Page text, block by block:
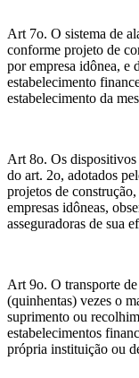
Art 7o. O sistema de
conforme projeto de
por empresa idônea, e
estabelecimento
estabelecimento da
Art 8o. Os
do art. 2o, adotados
projetos de
empresas idôneas,
asseguradoras de sua
Art 9o. O transporte
(quinhentas) vezes o
suprimento ou
estabelecimentos
própria instituição ou